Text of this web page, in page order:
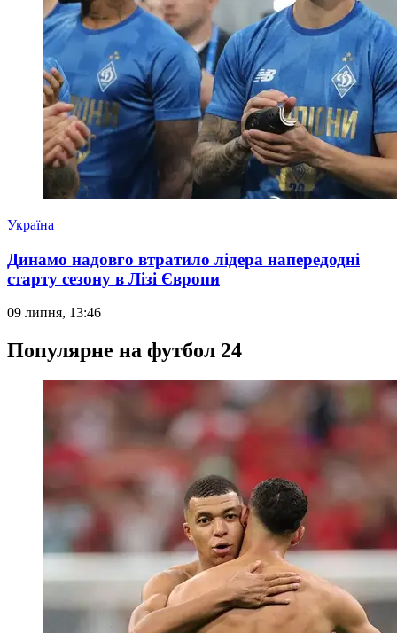
Україна
Динамо надовго втратило лідера напередодні
старту сезону в Лізі Європи
09 липня, 13:46
Популярне на футбол 24